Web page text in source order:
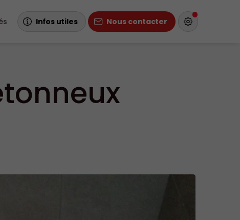
Infos utiles Nous contacter